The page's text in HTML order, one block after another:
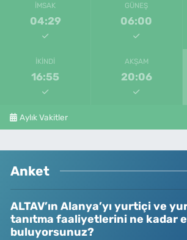
İMSAK
04:29
GÜNEŞ
06:00
İKINDI
16:55
AKŞAM
20:06
Aylık Vakitler
Anket
ALTAV’ın Alanya’yı yurtiçi ve
tanıtma faaliyetlerini ne kadar
buluyorsunuz?